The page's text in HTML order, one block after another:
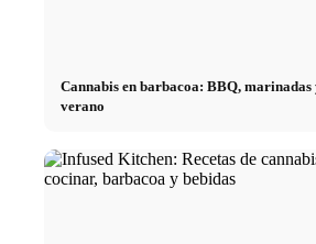
Cannabis en barbacoa: BBQ, marinadas
verano